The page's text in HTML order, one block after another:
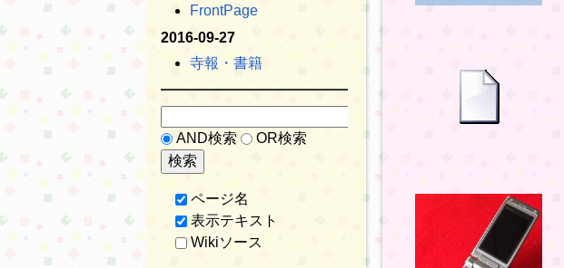
FrontPage
2016-09-27
寺報・書籍
AND検索 OR検索
ページ名
表示テキスト
Wikiソース